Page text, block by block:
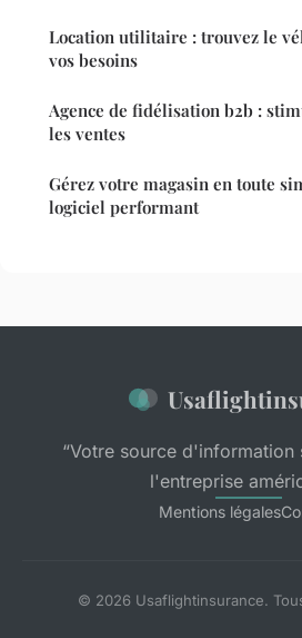
Location utilitaire : trouvez le
vos besoins
Agence de fidélisation b2b :
les ventes
Gérez votre magasin en toute
logiciel performant
“Votre source d'information
l'entreprise
Mentions légales
© 2026 Usaflightinsurance.